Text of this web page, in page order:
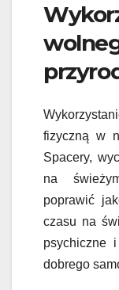
fizyczną w
Spacery,
na
poprawić
czasu na
psychiczne
dobrego